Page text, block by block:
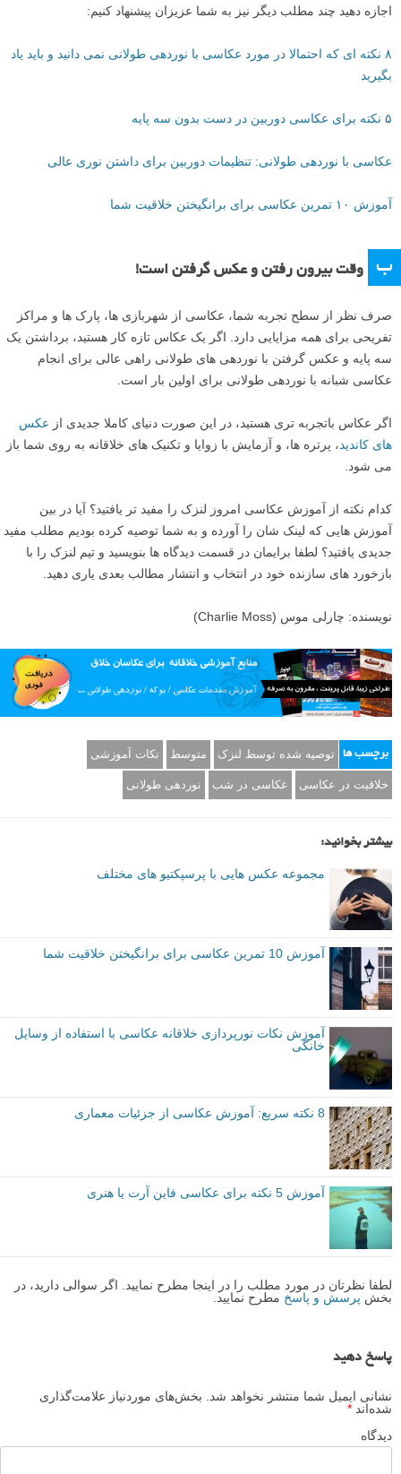
اجازه دهید چند مطلب دیگر نیز به شما عزیزان پیشنهاد کنیم:
۸ نکته ای که احتمالا در مورد عکاسی با نوردهی طولانی نمی دانید و باید یاد
بگیرید
۵ نکته برای عکاسی دوربین در دست بدون سه پایه
عکاسی با نوردهی طولانی: تنظیمات دوربین برای داشتن نوری عالی
آموزش ۱۰ تمرین عکاسی برای برانگیختن خلاقیت شما
ب وقت بیرون رفتن و عکس گرفتن است!
صرف نظر از سطح تجربه شما، عکاسی از شهربازی ها، پارک ها و مراکز
تفریحی برای همه مزایایی دارد. اگر یک عکاس تازه کار هستید، برداشتن یک
سه پایه و عکس گرفتن با نوردهی های طولانی راهی عالی برای انجام
عکاسی شبانه با نوردهی طولانی برای اولین بار است.
اگر عکاس باتجربه تری هستید، در این صورت دنیای کاملا جدیدی از عکس
های کاندید، پرتره ها، و آزمایش با زوایا و تکنیک های خلاقانه به روی شما باز
می شود.
کدام نکته از آموزش عکاسی امروز لنزک را مفید تر یافتید؟ آیا در بین
آموزش هایی که لینک شان را آورده و به شما توصیه کرده بودیم مطلب مفید
جدیدی یافتید؟ لطفا برایمان در قسمت دیدگاه ها بنویسید و تیم لنزک را با
بازخورد های سازنده خود در انتخاب و انتشار مطالب بعدی یاری دهید.
نویسنده: چارلی موس (Charlie Moss)
برچسب ها توصیه شده توسط لنزک متوسط نکات آموزشی
خلاقیت در عکاسی عکاسی در شب نوردهی طولانی
بیشتر بخوانید:
مجموعه عکس هایی با پرسپکتیو های مختلف
آموزش 10 تمرین عکاسی برای برانگیختن خلاقیت شما
آموزش نکات نورپردازی خلاقانه عکاسی با استفاده از وسایل
خانگی
8 نکته سریع: آموزش عکاسی از جزئیات معماری
آموزش 5 نکته برای عکاسی فاین آرت یا هنری
لطفا نظرتان در مورد مطلب را در اینجا مطرح نمایید. اگر سوالی دارید، در
بخش پرسش و پاسخ مطرح نمایید.
پاسخ دهید
نشانی ایمیل شما منتشر نخواهد شد. بخش‌های موردنیاز علامت‌گذاری
شده‌اند *
دیدگاه